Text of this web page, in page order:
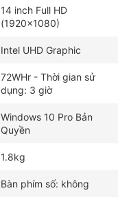
14 inch Full HD
(1920x1080)
Intel UHD Graphic
72WHr - Thời gian sử
dụng: 3 giờ
Windows 10 Pro Bản
Quyền
1.8kg
Bàn phím số: không